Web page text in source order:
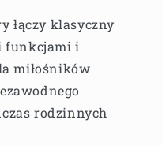
łączy klasyczny
funkcjami i
miłośników
rodzinnych